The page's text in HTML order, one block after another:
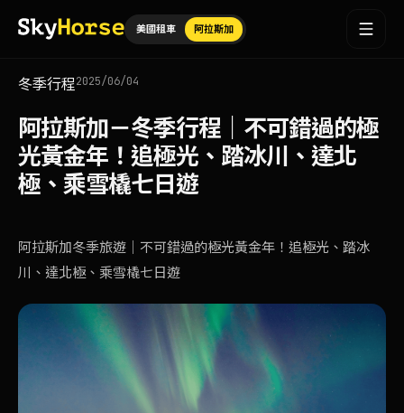
美國租車 阿拉斯加
冬季行程2025/06/04
阿拉斯加－冬季行程｜不可錯過的極
光黃金年！追極光、踏冰川、達北
極、乘雪橇七日遊
阿拉斯加冬季旅遊｜不可錯過的極光黃金年！追極光、踏冰
川、達北極、乘雪橇七日遊